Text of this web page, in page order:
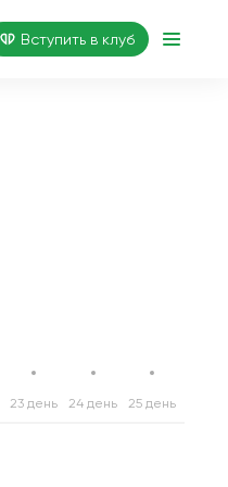
Вступить в клуб
23 день 24 день 25 день